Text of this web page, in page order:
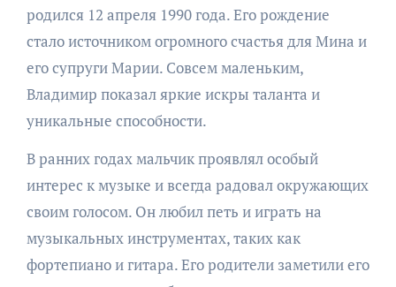
родился 12 апреля 1990 года. Его рождение
стало источником огромного счастья для Мина и
его супруги Марии. Совсем маленьким,
Владимир показал яркие искры таланта и
уникальные способности.
В ранних годах мальчик проявлял особый
интерес к музыке и всегда радовал окружающих
своим голосом. Он любил петь и играть на
музыкальных инструментах, таких как
фортепиано и гитара. Его родители заметили его